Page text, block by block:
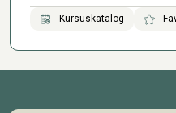
Kursuskatalog